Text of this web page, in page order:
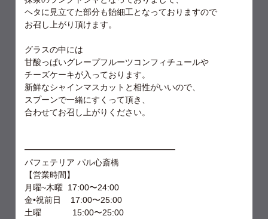
ヘタに見立てた部分も飴細工となっておりますので
お召し上がり頂けます。
グラスの中には
甘酸っぱいグレープフルーツコンフィチュールや
チーズケーキが入っております。
新鮮なシャインマスカットと相性がいいので、
スプーンで一緒にすくって頂き、
合わせてお召し上がりください。
━━━━━━━━━━━━━━━━━━
パフェテリア パル心斎橋
【営業時間】
月曜~木曜 17:00〜24:00
金•祝前日 17:00〜25:00
土曜 15:00〜25:00